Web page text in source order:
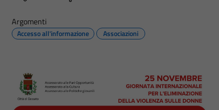
Argomenti
Accesso all'informazione Associazioni